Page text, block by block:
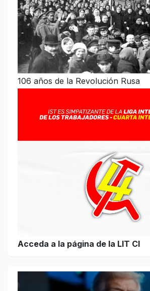
106 años de la Revolución Rusa
Acceda a la página de la LIT CI